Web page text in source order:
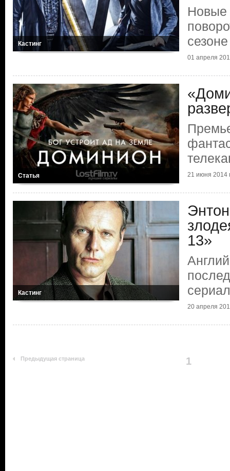
Кастинг
Новые
сезоне
01 апреля
Статья 21 июня 2014
Кастинг
13»
20 апреля
Предыдущая страница 1